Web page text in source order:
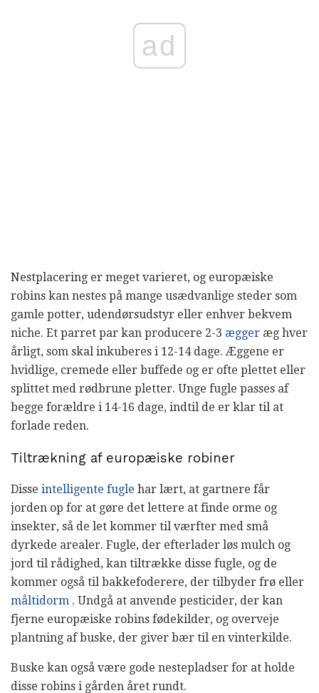
ad
Nestplacering er meget varieret, og europæiske
robins kan nestes på mange usædvanlige steder som
gamle potter, udendørsudstyr eller enhver bekvem
niche. Et parret par kan producere 2-3 ægger æg hver
årligt, som skal inkuberes i 12-14 dage. Æggene er
hvidlige, cremede eller buffede og er ofte plettet eller
splittet med rødbrune pletter. Unge fugle passes af
begge forældre i 14-16 dage, indtil de er klar til at
forlade reden.
Tiltrækning af europæiske robiner
Disse intelligente fugle har lært, at gartnere får
jorden op for at gøre det lettere at finde orme og
insekter, så de let kommer til værfter med små
dyrkede arealer. Fugle, der efterlader løs mulch og
jord til rådighed, kan tiltrække disse fugle, og de
kommer også til bakkefoderere, der tilbyder frø eller
måltidorm . Undgå at anvende pesticider, der kan
fjerne europæiske robins fødekilder, og overveje
plantning af buske, der giver bær til en vinterkilde.
Buske kan også være gode nestepladser for at holde
disse robins i gården året rundt.